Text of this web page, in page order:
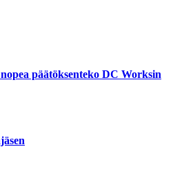
päätöksenteko DC Worksin